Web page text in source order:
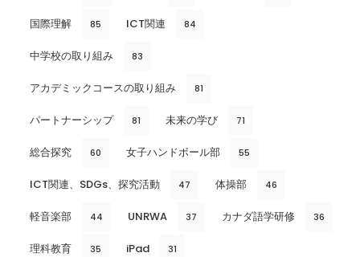
国際理解 85 ICT関連 84
中学校の取り組み 83
アカデミックコースの取り組み 81
パートナーシップ 81 未来の学び 71
総合探究 60 女子ハンドボール部 55
ICT関連、SDGs、探究活動 47 体操部 46
軽音楽部 44 UNRWA 37 カナダ語学研修 36
理科教育 35 iPad 31